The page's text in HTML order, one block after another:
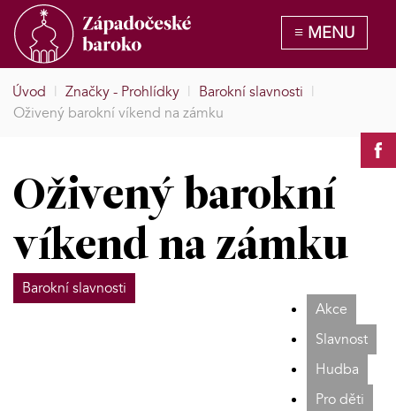
Úvod | Značky - Prohlídky | Barokní slavnosti |
Oživený barokní víkend na zámku
Oživený barokní
víkend na zámku
Barokní slavnosti
Akce
Slavnost
Hudba
Pro děti